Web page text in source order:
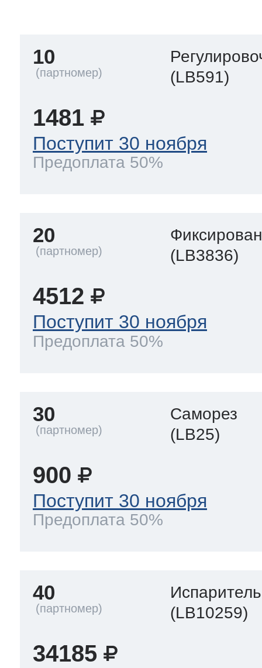
морозилок
холод.камер
10
(LB591)
1481
Поступит 30 ноября
Предоплата 50%
20
(LB3836)
4512
Поступит 30 ноября
Предоплата 50%
30
Саморез
(LB25)
900
Поступит 30 ноября
Предоплата 50%
40
Испаритель
(LB10259)
34185